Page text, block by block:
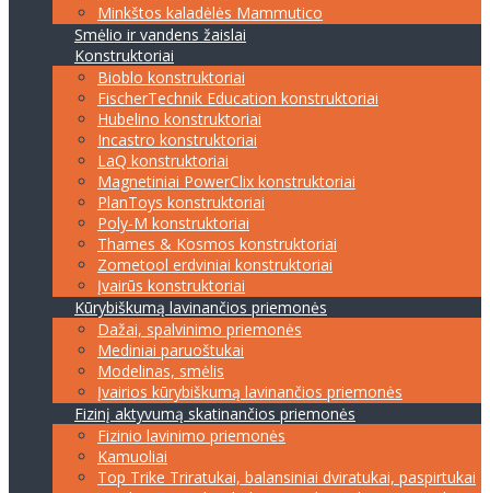
Minkštos kaladėlės Mammutico
Smėlio ir vandens žaislai
Konstruktoriai
Bioblo konstruktoriai
FischerTechnik Education konstruktoriai
Hubelino konstruktoriai
Incastro konstruktoriai
LaQ konstruktoriai
Magnetiniai PowerClix konstruktoriai
PlanToys konstruktoriai
Poly-M konstruktoriai
Thames & Kosmos konstruktoriai
Zometool erdviniai konstruktoriai
Įvairūs konstruktoriai
Kūrybiškumą lavinančios priemonės
Dažai, spalvinimo priemonės
Mediniai paruoštukai
Modelinas, smėlis
Įvairios kūrybiškumą lavinančios priemonės
Fizinį aktyvumą skatinančios priemonės
Fizinio lavinimo priemonės
Kamuoliai
Top Trike Triratukai, balansiniai dviratukai, paspirtukai